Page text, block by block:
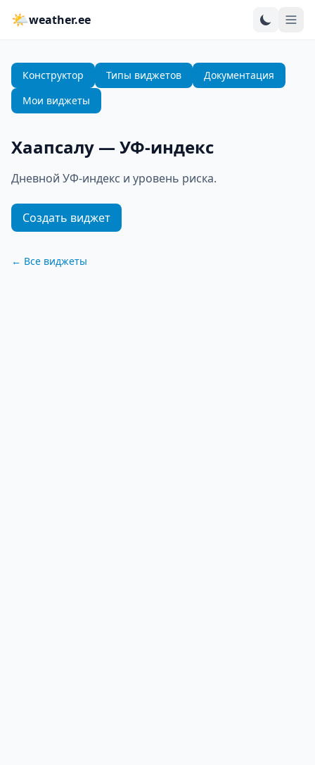
🌤weather.ee
Конструктор Типы виджетов
Документация
Мои виджеты
Хаапсалу — УФ-индекс
Дневной УФ-индекс и уровень риска.
Создать виджет
← Все виджеты